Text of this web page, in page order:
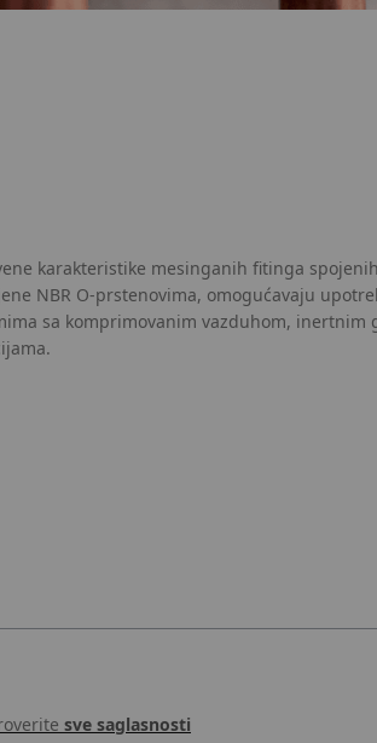
karakteristike mesinganih fitinga
NBR O-prstenovima, omogućavaju
sa komprimovanim vazduhom, inertnim
sve saglasnosti